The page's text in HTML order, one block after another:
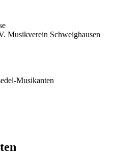
Musikverein Schweighausen
Musikanten